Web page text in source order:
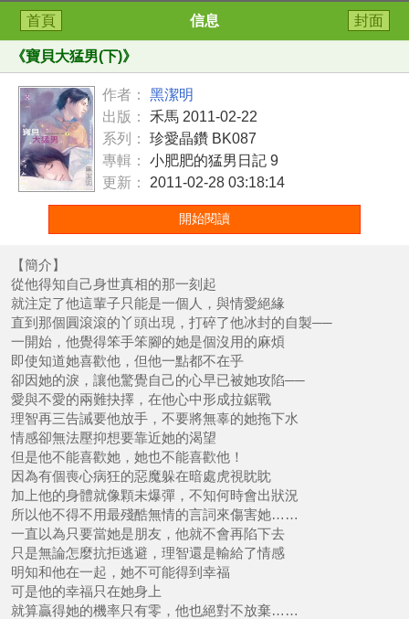
首頁 信息 封面
《寶貝大猛男(下)》
作者：
黑潔明
出版：
禾馬 2011-02-22
系列：
珍愛晶鑽 BK087
專輯：
小肥肥的猛男日記 9
更新：
2011-02-28 03:18:14
開始閱讀
【簡介】
從他得知自己身世真相的那一刻起
就注定了他這輩子只能是一個人，與情愛絕緣
直到那個圓滾滾的丫頭出現，打碎了他冰封的自製──
一開始，他覺得笨手笨腳的她是個沒用的麻煩
即使知道她喜歡他，但他一點都不在乎
卻因她的淚，讓他驚覺自己的心早已被她攻陷──
愛與不愛的兩難抉擇，在他心中形成拉鋸戰
理智再三告誡要他放手，不要將無辜的她拖下水
情感卻無法壓抑想要靠近她的渴望
但是他不能喜歡她，她也不能喜歡他！
因為有個喪心病狂的惡魔躲在暗處虎視眈眈
加上他的身體就像顆未爆彈，不知何時會出狀況
所以他不得不用最殘酷無情的言詞來傷害她……
一直以為只要當她是朋友，他就不會再陷下去
只是無論怎麼抗拒逃避，理智還是輸給了情感
明知和他在一起，她不可能得到幸福
可是他的幸福只在她身上
就算贏得她的機率只有零，他也絕對不放棄……